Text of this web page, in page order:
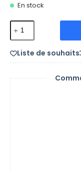
En stock
Liste de souhaits